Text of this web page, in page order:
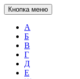
Кнопка меню
А
Б
В
Г
Д
Е